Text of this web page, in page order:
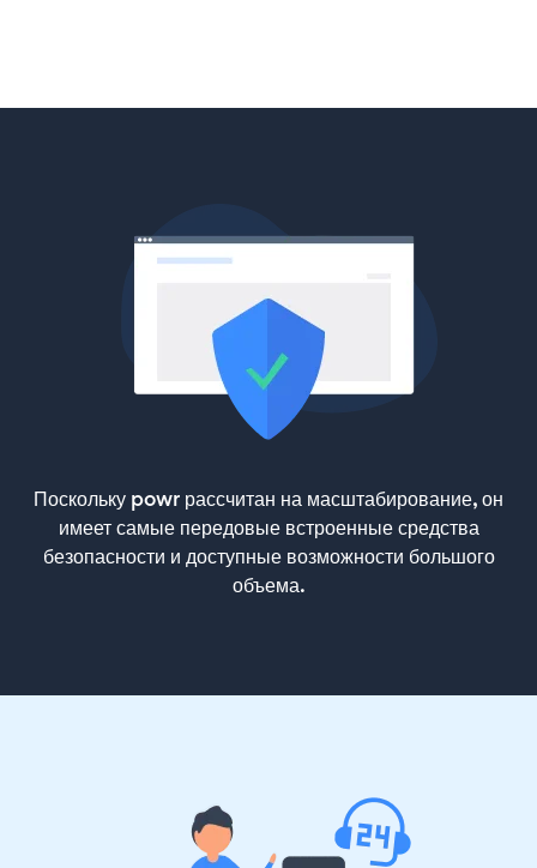
Поскольку powr рассчитан на масштабирование, он
имеет самые передовые встроенные средства
безопасности и доступные возможности большого
объема.